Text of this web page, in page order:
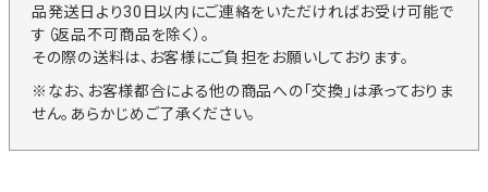
品発送日より30日以内にご連絡をいただければお受け可能で
す（返品不可商品を除く）。
その際の送料は、お客様にご負担をお願いしております。
※なお、お客様都合による他の商品への「交換」は承っておりま
せん。あらかじめご了承ください。